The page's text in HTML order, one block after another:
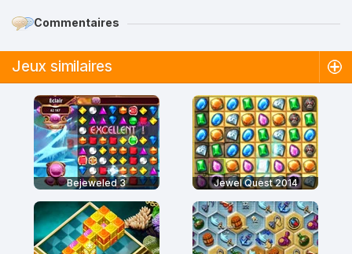
Commentaires
Jeux similaires
Bejeweled 3 Jewel Quest 2014